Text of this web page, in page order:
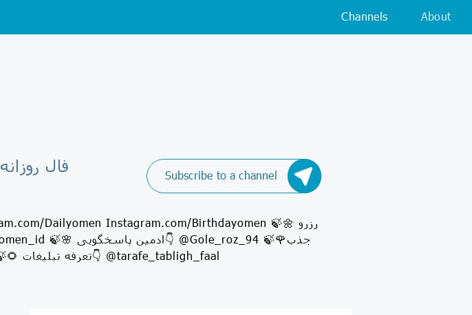
Channels About
Subscribe to a channel Telegram-канал dailyomen - فال روزانه
دلبر و استرولوژی👇 @Dailyomenchannel 🍃🌻 تعرفه تبلیغات👇 @tarafe_tabligh_faal